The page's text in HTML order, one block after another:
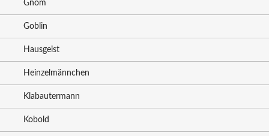
Gnom
Goblin
Hausgeist
Heinzelmännchen
Klabautermann
Kobold